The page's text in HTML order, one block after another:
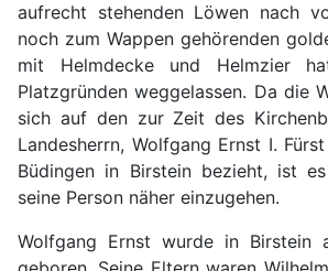
aufrecht stehenden Löwen nach
noch zum Wappen gehörenden
mit Helmdecke und Helmzier
Platzgründen weggelassen. Da die
sich auf den zur Zeit des
Landesherrn, Wolfgang Ernst I.
Büdingen in Birstein bezieht, ist
seine Person näher einzugehen.
Wolfgang Ernst wurde in Birstein